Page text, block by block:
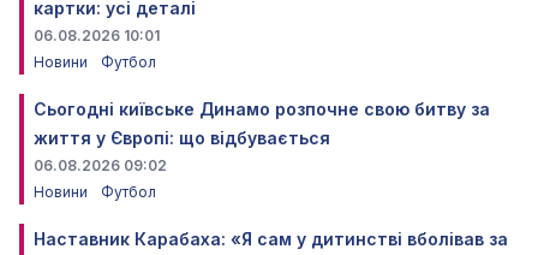
картки: усі деталі
06.08.2026 10:01
Новини
Футбол
Сьогодні київське Динамо розпочне свою битву за
життя у Європі: що відбувається
06.08.2026 09:02
Новини
Футбол
Наставник Карабаха: «Я сам у дитинстві вболівав за